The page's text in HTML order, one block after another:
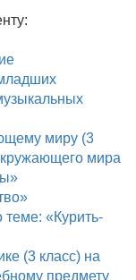
миру (3
мира
теме: «Курить-
(3 класс) на
предмету